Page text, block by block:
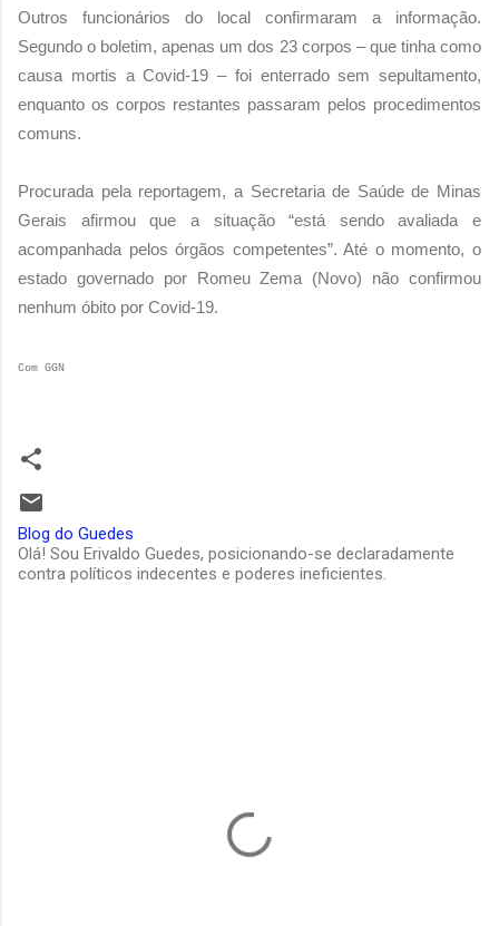
Outros funcionários do local confirmaram a informação.
Segundo o boletim, apenas um dos 23 corpos – que tinha como
causa mortis a Covid-19 – foi enterrado sem sepultamento,
enquanto os corpos restantes passaram pelos procedimentos
comuns.
Procurada pela reportagem, a Secretaria de Saúde de Minas
Gerais afirmou que a situação “está sendo avaliada e
acompanhada pelos órgãos competentes”. Até o momento, o
estado governado por Romeu Zema (Novo) não confirmou
nenhum óbito por Covid-19.
Com GGN
Blog do Guedes
Olá! Sou Erivaldo Guedes, posicionando-se declaradamente
contra políticos indecentes e poderes ineficientes.